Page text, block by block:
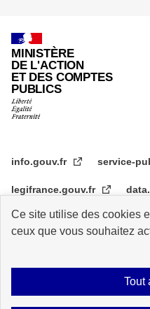
Ce site utilise des cookies
ceux que vous souhaitez
Tout
MINISTÈRE
DE L'ACTION
ET DES COMPTES
PUBLICS
info.gouv.fr service-
legifrance.gouv.fr
transformation.gouv.fr
Archive Statistiques de